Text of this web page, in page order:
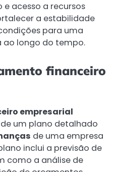
acesso a recursos
a estabilidade
para uma
ao longo do tempo.
financeiro
empresarial
um plano detalhado
de uma empresa
inclui a previsão de
como a análise de